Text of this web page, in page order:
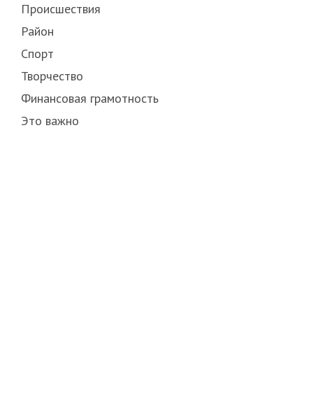
Происшествия
Район
Спорт
Творчество
Финансовая грамотность
Это важно